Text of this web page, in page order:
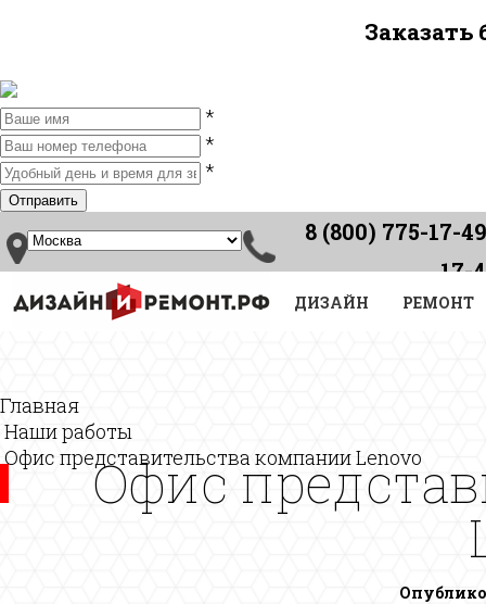
*
*
*
8 (800) 775-17-
17-
Звонок по России
бесплатный
ДИЗАЙН РЕМОНТ
Главная
Наши работы
Офис представительства компании Lenovo
Офис